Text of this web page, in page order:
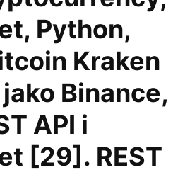
Python,
Kraken
Binance,
API i
[29]. REST